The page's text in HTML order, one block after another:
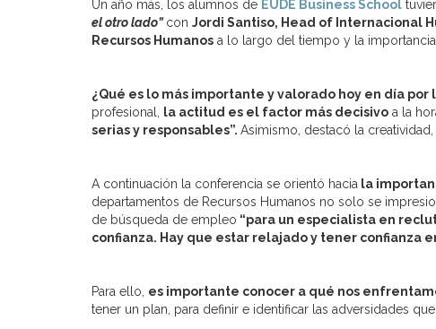
Un año más, los alumnos de EUDE Business School
el otro lado” con Jordi Santiso, Head of Internacional
Recursos Humanos a lo largo del tiempo y la
¿Qué es lo más importante y valorado hoy en día
profesional,
la actitud es el factor más decisivo a la
serias y responsables”. Asimismo, destacó la
A continuación la conferencia se orientó hacia la
departamentos de Recursos Humanos no solo se
de búsqueda de empleo “para un especialista en
confianza. Hay que estar relajado y tener confianza
Para ello, es importante conocer a qué nos
tener un plan, para definir e identificar las adversidades